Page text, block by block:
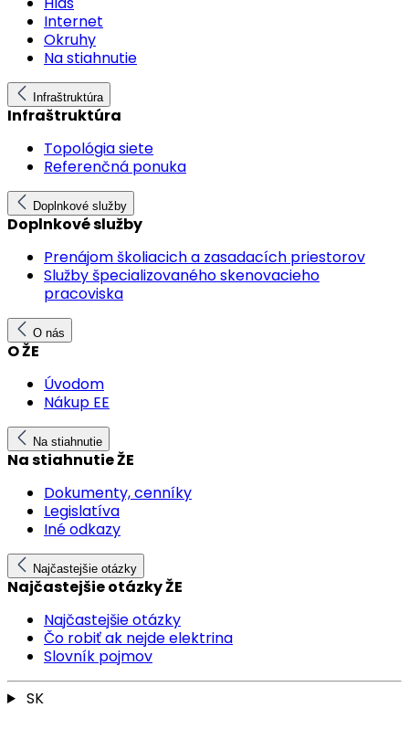
Internet
Okruhy
Na stiahnutie
Infraštruktúra
Infraštruktúra
Topológia siete
Referenčná ponuka
Doplnkové služby
Doplnkové služby
Prenájom školiacich a zasadacích priestorov
Služby špecializovaného skenovacieho
pracoviska
O nás
O ŽE
Úvodom
Nákup EE
Na stiahnutie
Na stiahnutie ŽE
Dokumenty, cenníky
Legislatíva
Iné odkazy
Najčastejšie otázky
Najčastejšie otázky ŽE
Najčastejšie otázky
Čo robiť ak nejde elektrina
Slovník pojmov
SK